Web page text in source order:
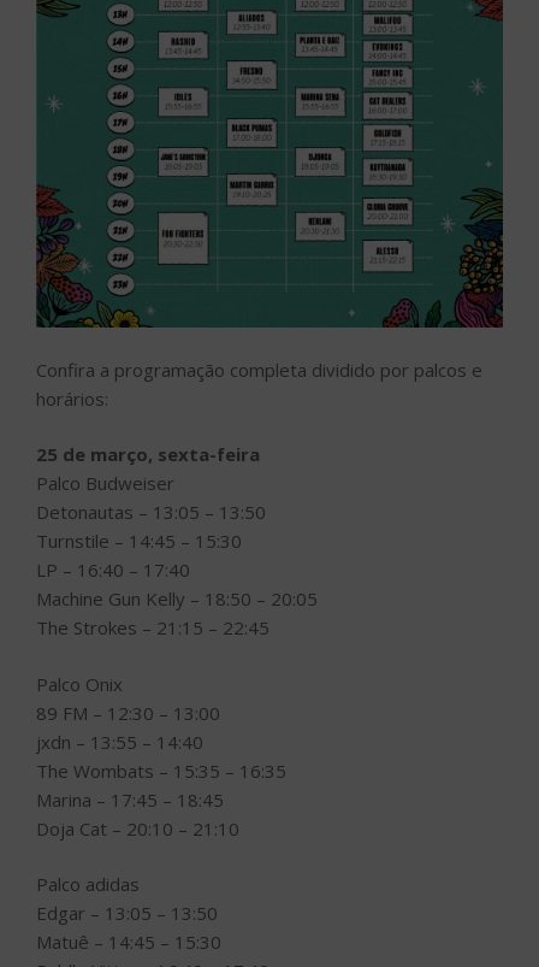
Confira a programação completa dividido por palcos e
horários:
25 de março, sexta-feira
Palco Budweiser
Detonautas – 13:05 – 13:50
Turnstile – 14:45 – 15:30
LP – 16:40 – 17:40
Machine Gun Kelly – 18:50 – 20:05
The Strokes – 21:15 – 22:45
Palco Onix
89 FM – 12:30 – 13:00
jxdn – 13:55 – 14:40
The Wombats – 15:35 – 16:35
Marina – 17:45 – 18:45
Doja Cat – 20:10 – 21:10
Palco adidas
Edgar – 13:05 – 13:50
Matuê – 14:45 – 15:30